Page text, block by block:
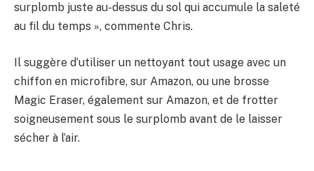
surplomb juste au-dessus du sol qui accumule la saleté
au fil du temps », commente Chris.
Il suggère d’utiliser un nettoyant tout usage avec un
chiffon en microfibre, sur Amazon, ou une brosse
Magic Eraser, également sur Amazon, et de frotter
soigneusement sous le surplomb avant de le laisser
sécher à l’air.